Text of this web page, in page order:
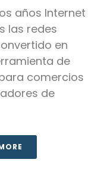
años Internet
las redes
en
de
comercios
de